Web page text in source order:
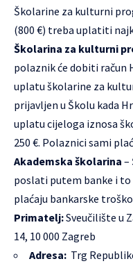
Školarine za kulturni
(800 €) treba uplatiti
Školarina za kulturni
polaznik će dobiti račun
uplatu školarine za
prijavljen u Školu kada
uplatu cijeloga iznosa
250 €. Polaznici sami
Akademska školarina –
poslati putem banke i to
plaćaju bankarske
Primatelj:Sveučilište u
14, 10 000 Zagreb
Adresa: Trg